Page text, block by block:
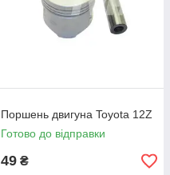
Поршень двигуна Toyota 12Z
Готово до відправки
49 ₴